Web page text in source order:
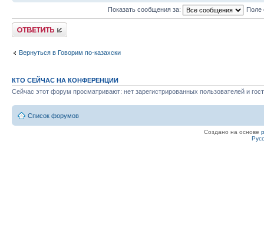
Показать сообщения за: Поле
Ответить
Вернуться в Говорим по-казахски
КТО СЕЙЧАС НА КОНФЕРЕНЦИИ
Сейчас этот форум просматривают: нет зарегистрированных пользователей и
Список форумов
Создано на основе